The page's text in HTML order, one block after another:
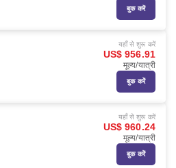
बुक करें
यहाँ से शुरू करें
US$ 956.91
मूल्य/यात्री
बुक करें
यहाँ से शुरू करें
US$ 960.24
मूल्य/यात्री
बुक करें